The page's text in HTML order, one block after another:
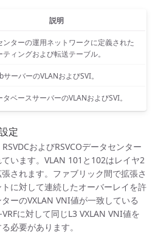
説明
ンターの運用ネットワークに定義された
ィングおよび転送テーブル。
ーバーのVLANおよびSVI。
ベースサーバーのVLANおよびSVI。
定
およびRSVCOデータセンター
います。VLAN 101と102はレイヤ2
されます。ファブリック間で拡張さ
に対して連続したオーバーレイを許
ーのVXLAN VNI値が一致している
に対して同じL3 VXLAN VNI値を
必要があります。